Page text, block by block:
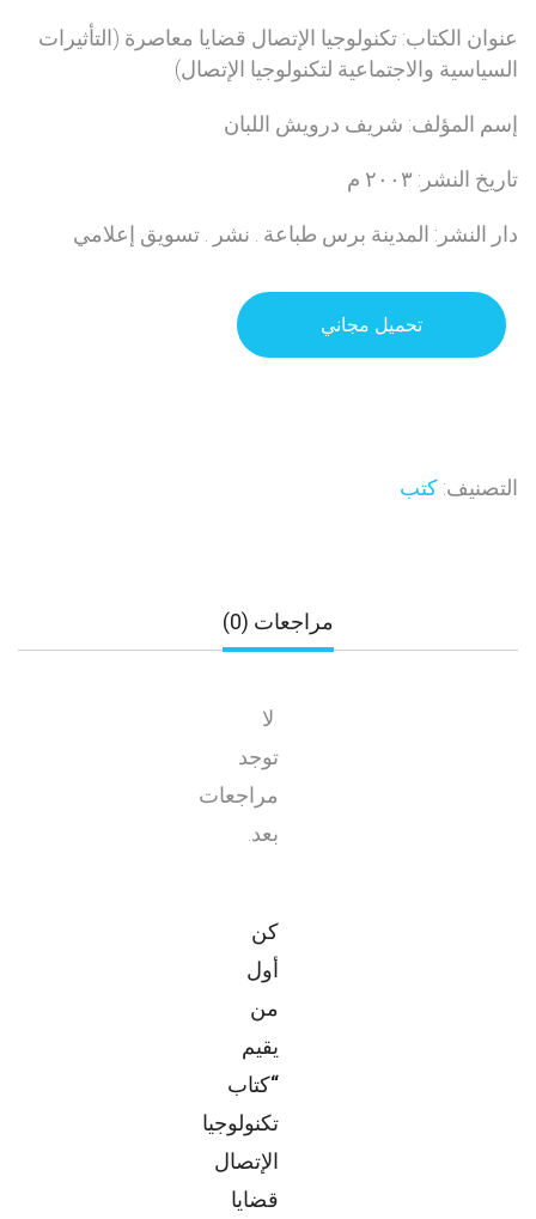
عنوان الكتاب: تكنولوجيا الإتصال قضايا معاصرة (التأثيرات
السياسية والاجتماعية لتكنولوجيا الإتصال)
إسم المؤلف: شريف درويش اللبان
تاريخ النشر: ٢٠٠٣ م
دار النشر: المدينة برس طباعة . نشر . تسويق إعلامي
تحميل مجاني
التصنيف: كتب
مراجعات (0)
لا
توجد
مراجعات
بعد.
كن
أول
من
يقيم
“كتاب
تكنولوجيا
الإتصال
قضايا